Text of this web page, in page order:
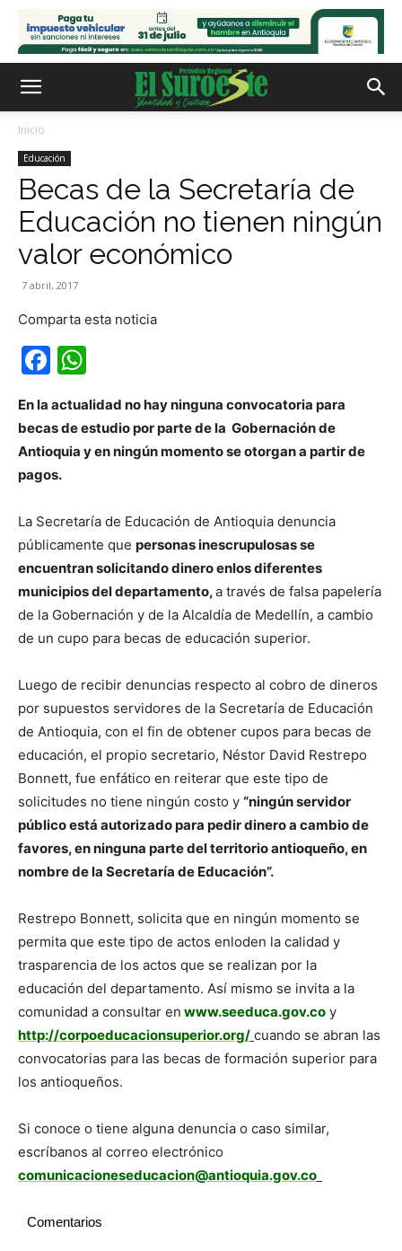
Inicio
Educación
Becas de la Secretaría de
Educación no tienen ningún
valor económico
7 abril, 2017
Comparta esta noticia
Facebook
En la actualidad no hay ninguna convocatoria para
becas de estudio por parte de la Gobernación de
Antioquia y en ningún momento se otorgan a partir de
pagos.
La Secretaría de Educación de Antioquia denuncia
públicamente que personas inescrupulosas se
encuentran solicitando dinero enlos diferentes
municipios del departamento,a través de falsa papelería
de la Gobernación y de la Alcaldía de Medellín, a cambio
de un cupo para becas de educación superior.
Luego de recibir denuncias respecto al cobro de dineros
por supuestos servidores de la Secretaría de Educación
de Antioquia, con el fin de obtener cupos para becas de
educación, el propio secretario, Néstor David Restrepo
Bonnett, fue enfático en reiterar que este tipo de
solicitudes no tiene ningún costo y “ningún servidor
público está autorizado para pedir dinero a cambio de
favores, en ninguna parte del territorio antioqueño, en
nombre de la Secretaría de Educación”.
Restrepo Bonnett, solicita que en ningún momento se
permita que este tipo de actos enloden la calidad y
trasparencia de los actos que se realizan por la
educación del departamento. Así mismo se invita a la
comunidad a consultar en www.seeduca.gov.co y
http://corpoeducacionsuperior.org/ cuando se abran las
convocatorias para las becas de formación superior para
los antioqueños.
Si conoce o tiene alguna denuncia o caso similar,
escríbanos al correo electrónico
comunicacioneseducacion@antioquia.gov.co
Comentarios